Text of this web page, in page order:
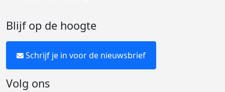
Blijf op de hoogte
Schrijf je in voor de nieuwsbrief
Volg ons